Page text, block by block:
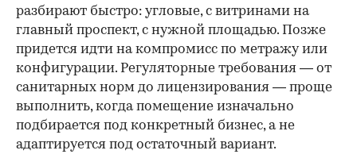
разбирают быстро: угловые, с витринами на
главный проспект, с нужной площадью. Позже
придется идти на компромисс по метражу или
конфигурации. Регуляторные требования — от
санитарных норм до лицензирования — проще
выполнить, когда помещение изначально
подбирается под конкретный бизнес, а не
адаптируется под остаточный вариант.